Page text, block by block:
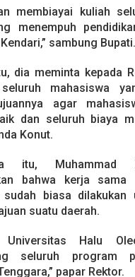
U
d
e
a
n
U
H
O
membiayai kuliah
menempuh
sambung Bupati.
dia meminta kepada
seluruh mahasiswa
agar
dan seluruh biaya
Konut.
itu, Muhammad
bahwa kerja sama
sudah biasa dilakukan
suatu daerah.
Universitas Halu
seluruh program
papar Rektor.